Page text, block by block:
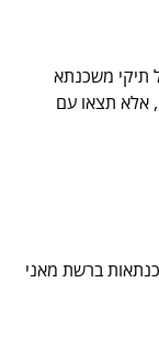
תיקי משכנתא
אלא תצאו עם
ברשת מאני